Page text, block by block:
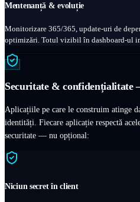
Mentenanță & evoluție
Monitorizare 365/365, update-uri de
optimizări. Totul vizibil în dashboard-ul
Securitate & confidențialitate
Aplicațiile pe care le construim atinge
identități. Fiecare aplicație respectă
securitate — nu opțional:
Niciun secret în client